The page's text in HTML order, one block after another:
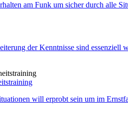
am Funk um sicher durch alle
der Kenntnisse sind essenziell
will erprobt sein um im